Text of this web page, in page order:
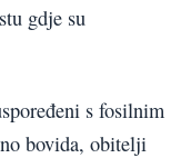
gdje su
s fosilnim
bovida, obitelji